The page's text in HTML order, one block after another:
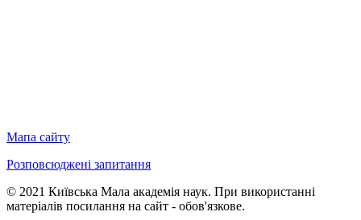
Мапа сайту
Розповсюджені запитання
© 2021 Київська Мала академія наук. При використанні
матеріалів посилання на сайт - обов'язкове.